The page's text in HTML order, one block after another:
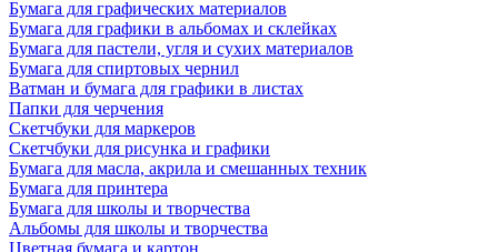
Бумага для графических материалов
Бумага для графики в альбомах и склейках
Бумага для пастели, угля и сухих материалов
Бумага для спиртовых чернил
Ватман и бумага для графики в листах
Папки для черчения
Скетчбуки для маркеров
Скетчбуки для рисунка и графики
Бумага для масла, акрила и смешанных техник
Бумага для принтера
Бумага для школы и творчества
Альбомы для школы и творчества
Цветная бумага и картон